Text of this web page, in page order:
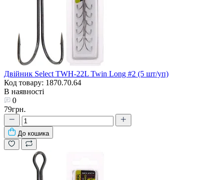
Двійник Select TWH-22L Twin Long #2 (5 шт/уп)
Код товару: 1870.70.64
В наявності
0
79грн.
До кошика